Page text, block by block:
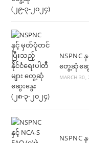
NSPNC
တွေ့ဆုံဆွေ
MARCH 30,
NSPNC